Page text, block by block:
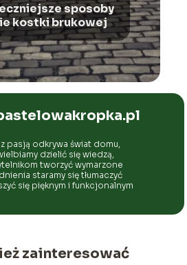
sposoby
kostki brukowej
pasją odkrywa świat domu,
dzielić się wiedzą,
tworzyć wymarzone
staramy się tłumaczyć
się pięknym i funkcjonalnym
zainteresować